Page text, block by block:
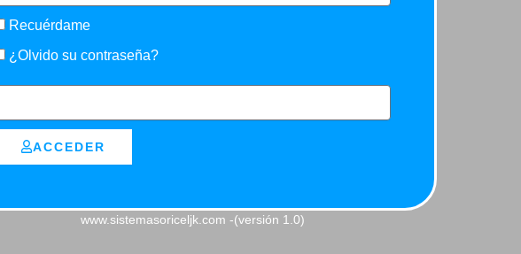
Recuérdame
¿Olvido su contraseña?
ACCEDER
www.sistemasoriceljk.com -(versión 1.0)